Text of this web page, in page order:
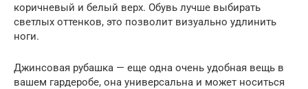
коричневый и белый верх. Обувь лучше выбирать
светлых оттенков, это позволит визуально удлинить
ноги.
Джинсовая рубашка — еще одна очень удобная вещь в
вашем гардеробе, она универсальна и может носиться